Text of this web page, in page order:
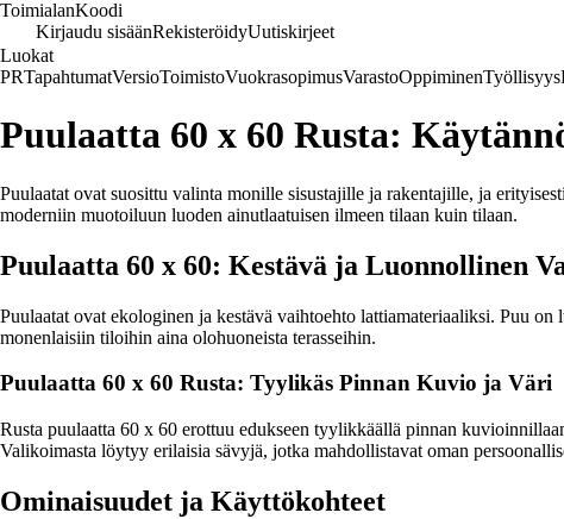
ToimialanKoodi
Kirjaudu sisäänRekisteröidyUutiskirjeet
Luokat
PRTapahtumatVersioToimistoVuokrasopimusVarastoOppiminenTyöllisyys
Puulaatta 60 x 60 Rusta:
Puulaatat ovat suosittu valinta monille sisustajille ja rakentajille, ja
moderniin muotoiluun luoden ainutlaatuisen ilmeen tilaan kuin tilaan.
Puulaatta 60 x 60: Kestävä ja Luonnollinen
Puulaatat ovat ekologinen ja kestävä vaihtoehto lattiamateriaaliksi. Puu
monenlaisiin tiloihin aina olohuoneista terasseihin.
Puulaatta 60 x 60 Rusta: Tyylikäs Pinnan Kuvio ja Väri
Rusta puulaatta 60 x 60 erottuu edukseen tyylikkäällä pinnan
Valikoimasta löytyy erilaisia sävyjä, jotka mahdollistavat oman
Ominaisuudet ja Käyttökohteet